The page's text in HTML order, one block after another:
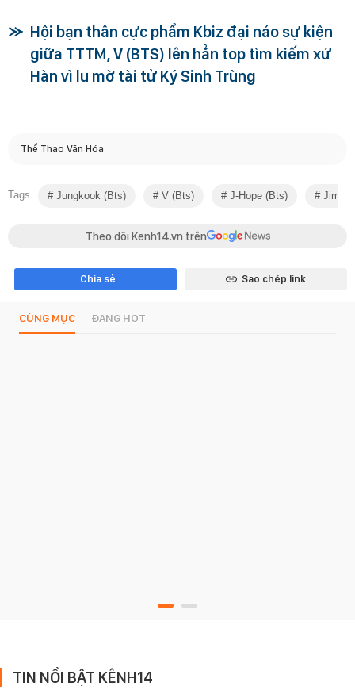
Hội bạn thân cực phẩm Kbiz đại náo sự kiện
giữa TTTM, V (BTS) lên hẳn top tìm kiếm xứ
Hàn vì lu mờ tài tử Ký Sinh Trùng
Thể Thao Văn Hóa
Tags Jungkook (bts) V (bts) J-Hope (bts) Jimin
Theo dõi Kenh14.vn trên
Chia sẻ Sao chép link
CÙNG MỤC ĐANG HOT
TIN NỔI BẬT KÊNH14